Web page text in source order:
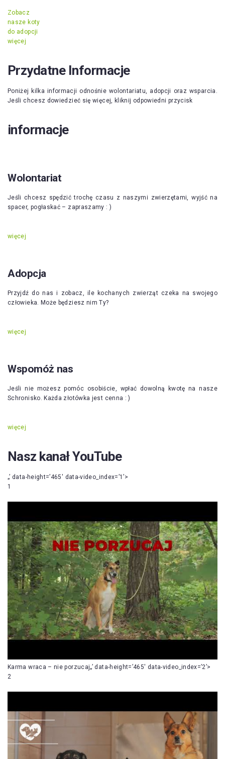
Zobacz
nasze koty
do adopcji
więcej
Przydatne Informacje
Poniżej kilka informacji odnośnie wolontariatu, adopcji oraz wsparcia.
Jeśli chcesz dowiedzieć się więcej, kliknij odpowiedni przycisk
informacje
Wolontariat
Jeśli chcesz spędzić trochę czasu z naszymi zwierzętami, wyjść na
spacer, pogłaskać – zapraszamy : )
więcej
Adopcja
Przyjdź do nas i zobacz, ile kochanych zwierząt czeka na swojego
człowieka. Może będziesz nim Ty?
więcej
Wspomóż nas
Jeśli nie możesz pomóc osobiście, wpłać dowolną kwotę na nasze
Schronisko. Każda złotówka jest cenna : )
więcej
Nasz kanał YouTube
„’ data-height=’465′ data-video_index=’1’>
1
Karma wraca – nie porzucaj„’ data-height=’465′ data-video_index=’2’>
2